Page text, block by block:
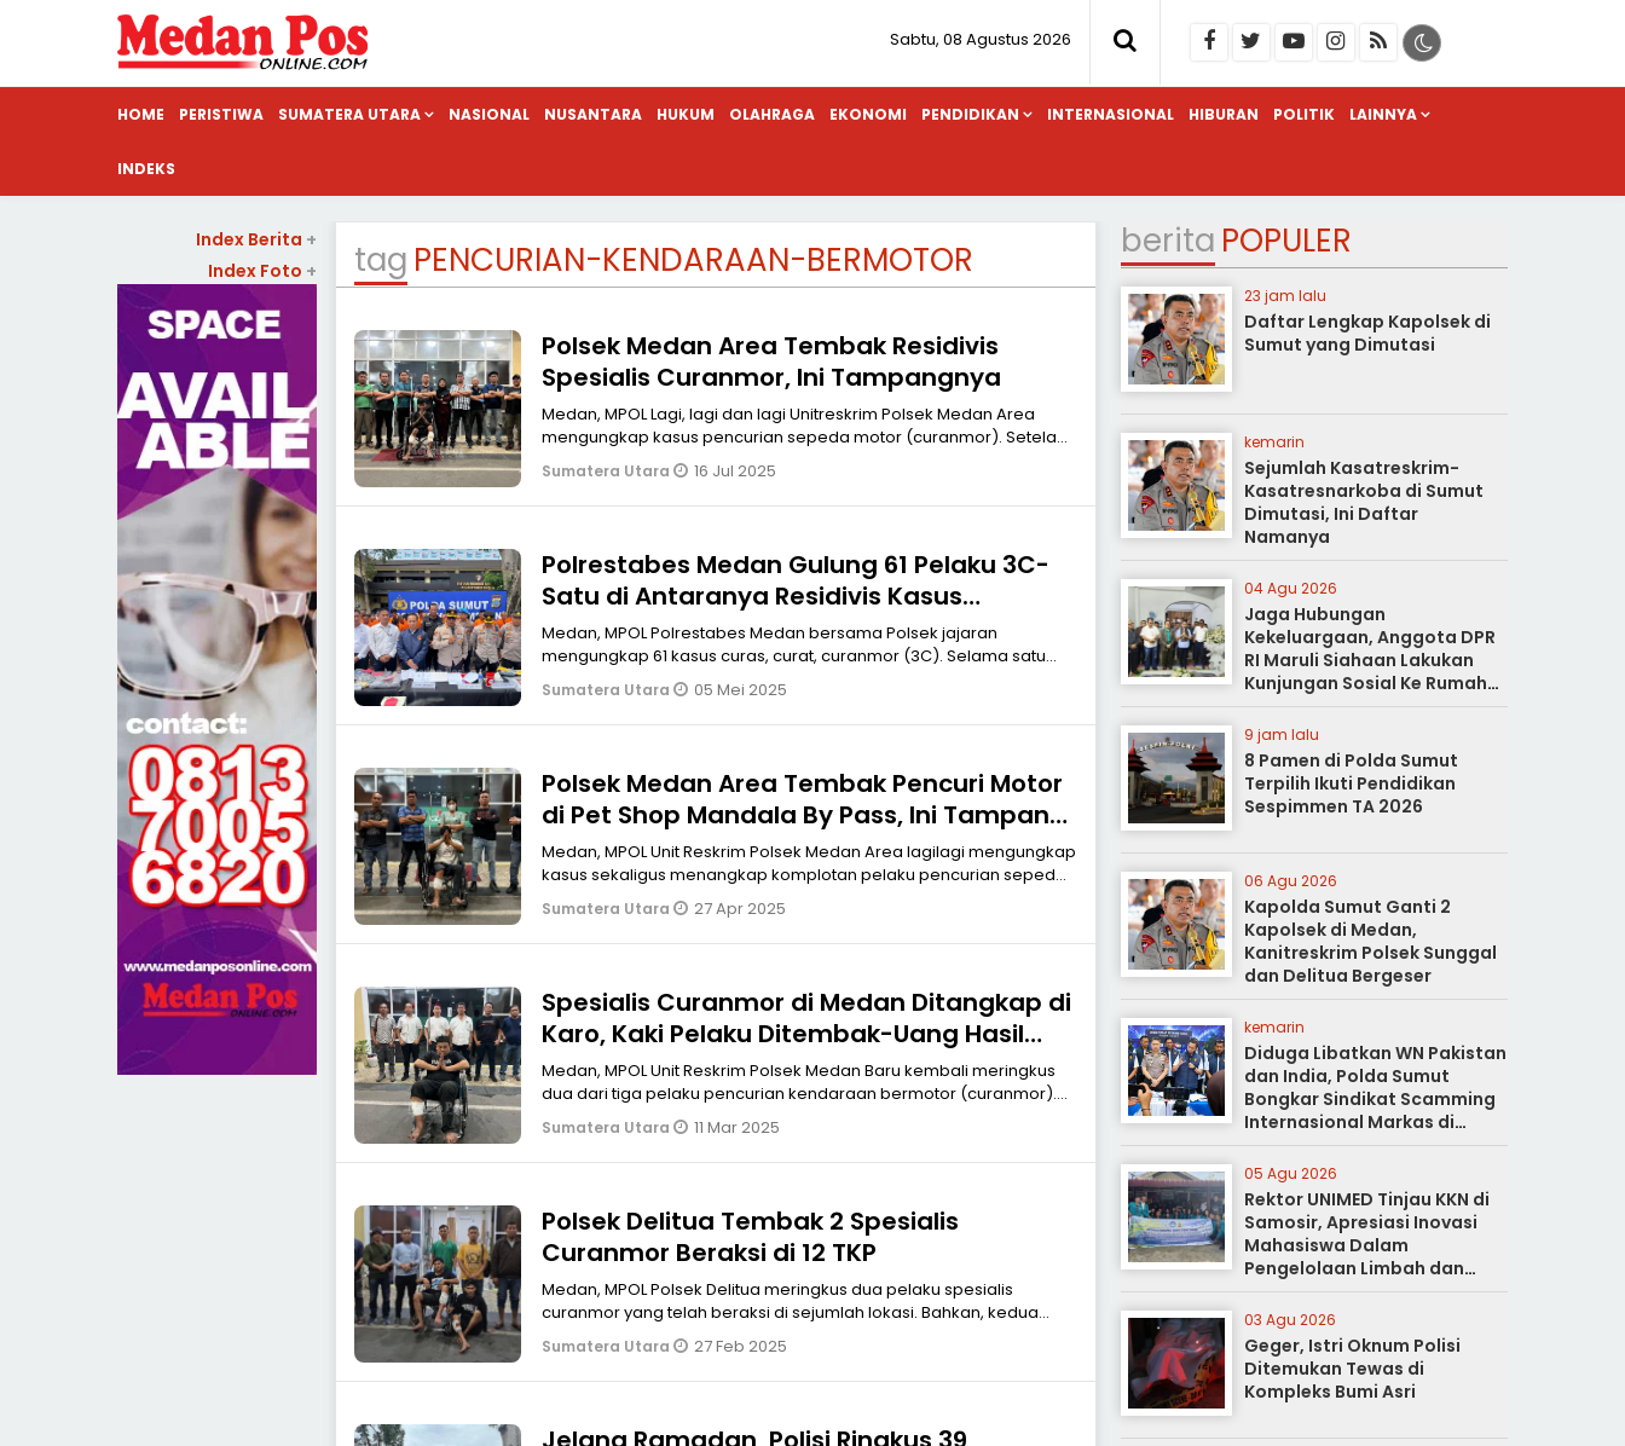
Sabtu, 08 Agustus 2026
HOME PERISTIWA SUMATERA UTARA NASIONAL NUSANTARA HUKUM OLAHRAGA EKONOMI PENDIDIKAN INTERNASIONAL HIBURAN POLITIK LAINNYA
INDEKS
tag PENCURIAN-KENDARAAN-BERMOTOR
Polsek Medan Area Tembak Residivis
Spesialis Curanmor, Ini Tampangnya
Medan, MPOL Lagi, lagi dan lagi Unitreskrim Polsek Medan Area
mengungkap kasus pencurian sepeda motor (curanmor). Setelah
menangkap dan me
Sumatera Utara 16 Jul 2025
Polrestabes Medan Gulung 61 Pelaku 3C-
Satu di Antaranya Residivis Kasus
Pembunuhan
Medan, MPOL Polrestabes Medan bersama Polsek jajaran
mengungkap 61 kasus curas, curat, curanmor (3C). Selama satu
bulan periode April 2025,
Sumatera Utara 05 Mei 2025
Polsek Medan Area Tembak Pencuri Motor
di Pet Shop Mandala By Pass, Ini Tampang
Pelaku
Medan, MPOL Unit Reskrim Polsek Medan Area lagilagi mengungkap
kasus sekaligus menangkap komplotan pelaku pencurian sepeda
motor (curanmor
Sumatera Utara 27 Apr 2025
Spesialis Curanmor di Medan Ditangkap di
Karo, Kaki Pelaku Ditembak-Uang Hasil
Curian Beli Narkoba
Medan, MPOL Unit Reskrim Polsek Medan Baru kembali meringkus
dua dari tiga pelaku pencurian kendaraan bermotor (curanmor).
Dari pengungkapa
Sumatera Utara 11 Mar 2025
Polsek Delitua Tembak 2 Spesialis
Curanmor Beraksi di 12 TKP
Medan, MPOL Polsek Delitua meringkus dua pelaku spesialis
curanmor yang telah beraksi di sejumlah lokasi. Bahkan, kedua
pelaku terpaksa di
Sumatera Utara 27 Feb 2025
Index Berita +
Index Foto +
berita POPULER
23 jam lalu
Daftar Lengkap Kapolsek di
Sumut yang Dimutasi
kemarin
Sejumlah Kasatreskrim-
Kasatresnarkoba di Sumut
Dimutasi, Ini Daftar
Namanya
04 Agu 2026
Jaga Hubungan
Kekeluargaan, Anggota DPR
RI Maruli Siahaan Lakukan
Kunjungan Sosial Ke Rumah
Duka
9 jam lalu
8 Pamen di Polda Sumut
Terpilih Ikuti Pendidikan
Sespimmen TA 2026
06 Agu 2026
Kapolda Sumut Ganti 2
Kapolsek di Medan,
Kanitreskrim Polsek Sunggal
dan Delitua Bergeser
kemarin
Diduga Libatkan WN Pakistan
dan India, Polda Sumut
Bongkar Sindikat Scamming
Internasional Markas di
Apartemen Podomoro
05 Agu 2026
Rektor UNIMED Tinjau KKN di
Samosir, Apresiasi Inovasi
Mahasiswa Dalam
Pengelolaan Limbah dan
Pertanian Ramah Lingkungan
03 Agu 2026
Geger, Istri Oknum Polisi
Ditemukan Tewas di
Kompleks Bumi Asri